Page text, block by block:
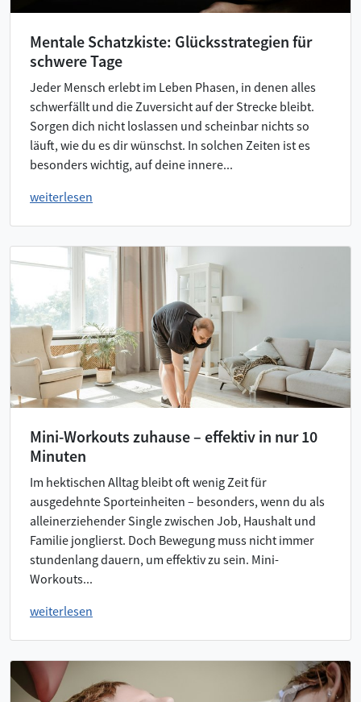
Mentale Schatzkiste: Glücksstrategien für
schwere Tage
Jeder Mensch erlebt im Leben Phasen, in denen alles
schwerfällt und die Zuversicht auf der Strecke bleibt.
Sorgen dich nicht loslassen und scheinbar nichts so
läuft, wie du es dir wünschst. In solchen Zeiten ist es
besonders wichtig, auf deine innere...
weiterlesen
Mini-Workouts zuhause – effektiv in nur 10
Minuten
Im hektischen Alltag bleibt oft wenig Zeit für
ausgedehnte Sporteinheiten – besonders, wenn du als
alleinerziehender Single zwischen Job, Haushalt und
Familie jonglierst. Doch Bewegung muss nicht immer
stundenlang dauern, um effektiv zu sein. Mini-
Workouts...
weiterlesen